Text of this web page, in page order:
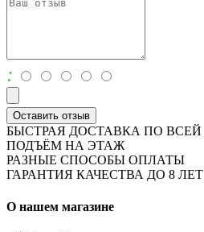
:
Оставить отзыв
БЫСТРАЯ ДОСТАВКА ПО
ПОДЪЁМ НА ЭТАЖ
РАЗНЫЕ СПОСОБЫ ОПЛАТЫ
ГАРАНТИЯ КАЧЕСТВА ДО 8 ЛЕТ
О нашем магазине